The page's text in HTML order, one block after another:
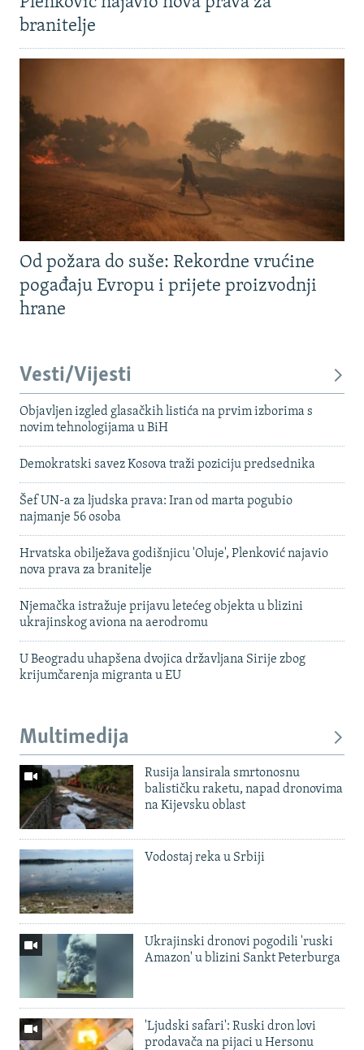
branitelje
Od požara do suše: Rekordne vrućine
pogađaju Evropu i prijete proizvodnji
hrane
Vesti/Vijesti
Objavljen izgled glasačkih listića na prvim izborima s
novim tehnologijama u BiH
Demokratski savez Kosova traži poziciju predsednika
Šef UN-a za ljudska prava: Iran od marta pogubio
najmanje 56 osoba
Hrvatska obilježava godišnjicu 'Oluje', Plenković najavio
nova prava za branitelje
Njemačka istražuje prijavu letećeg objekta u blizini
ukrajinskog aviona na aerodromu
U Beogradu uhapšena dvojica državljana Sirije zbog
krijumčarenja migranta u EU
Multimedija
Rusija lansirala smrtonosnu
balističku raketu, napad dronovima
na Kijevsku oblast
Vodostaj reka u Srbiji
Ukrajinski dronovi pogodili 'ruski
Amazon' u blizini Sankt Peterburga
'Ljudski safari': Ruski dron lovi
prodavača na pijaci u Hersonu